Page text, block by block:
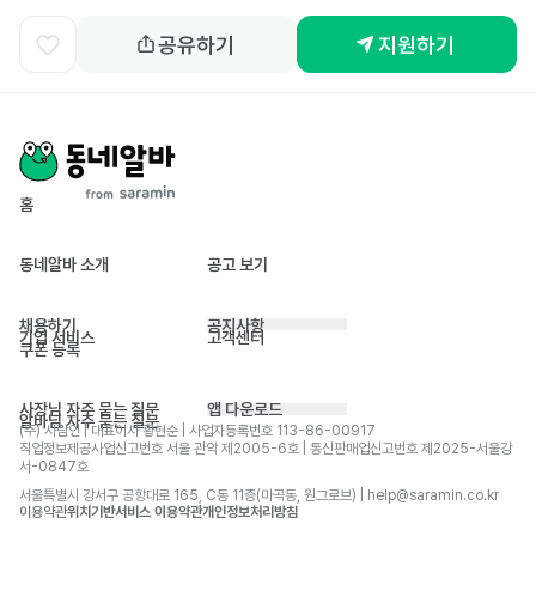
공유하기 지원하기
홈
동네알바 소개 공고 보기
채용하기
기업 서비스
쿠폰 등록
공지사항
고객센터
사장님 자주 묻는 질문
알바님 자주 묻는 질문
앱 다운로드
(주) 사람인 | 대표이사 황현순 | 사업자등록번호 113-86-00917
직업정보제공사업신고번호 서울 관악 제2005-6호 | 통신판매업신고번호 제2025-서울강
서-0847호
서울특별시 강서구 공항대로 165, C동 11층(마곡동, 원그로브) | help@saramin.co.kr
이용약관위치기반서비스 이용약관개인정보처리방침